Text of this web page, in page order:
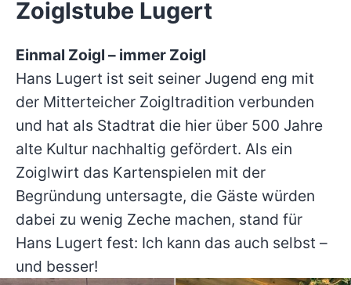
Zoiglstube Lugert
Einmal Zoigl – immer Zoigl
Hans Lugert ist seit seiner Jugend eng mit
der Mitterteicher Zoigltradition verbunden
und hat als Stadtrat die hier über 500 Jahre
alte Kultur nachhaltig gefördert. Als ein
Zoiglwirt das Kartenspielen mit der
Begründung untersagte, die Gäste würden
dabei zu wenig Zeche machen, stand für
Hans Lugert fest: Ich kann das auch selbst –
und besser!